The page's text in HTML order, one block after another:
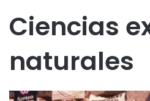
Ciencias
naturales